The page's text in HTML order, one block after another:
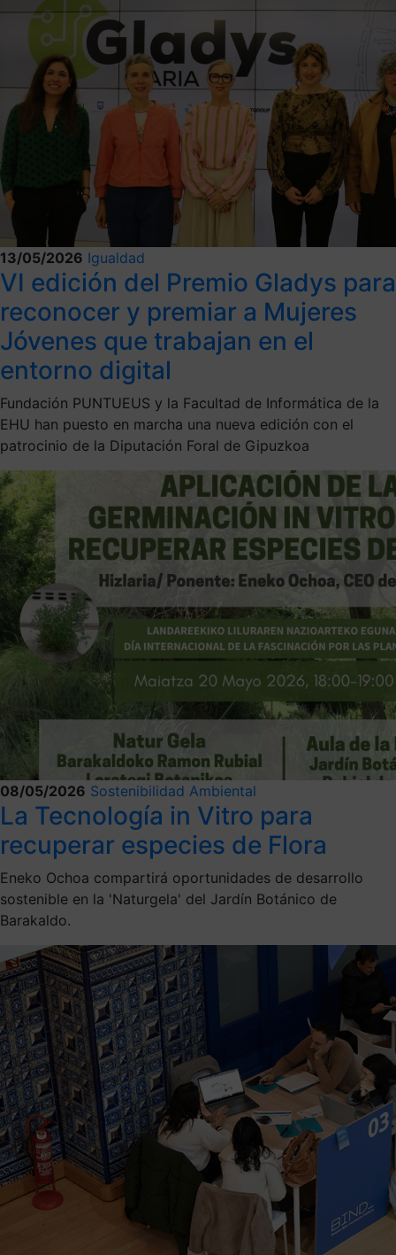
13/05/2026 Igualdad
VI edición del Premio Gladys para
reconocer y premiar a Mujeres
Jóvenes que trabajan en el
entorno digital
Fundación PUNTUEUS y la Facultad de Informática de la
EHU han puesto en marcha una nueva edición con el
patrocinio de la Diputación Foral de Gipuzkoa
08/05/2026 Sostenibilidad Ambiental
La Tecnología in Vitro para
recuperar especies de Flora
Eneko Ochoa compartirá oportunidades de desarrollo
sostenible en la 'Naturgela' del Jardín Botánico de
Barakaldo.